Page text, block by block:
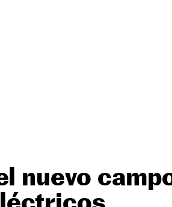
el nuevo